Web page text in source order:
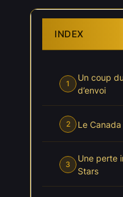
INDEX
1
Un coup
d’envoi
2 Le
3
Une perte
Stars